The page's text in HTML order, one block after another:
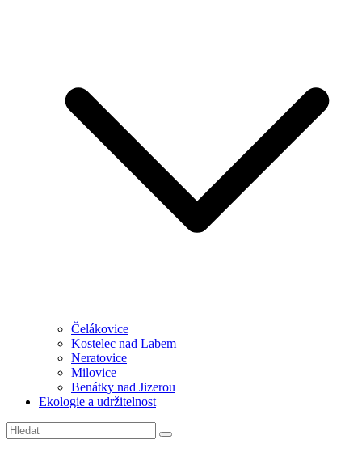
Čelákovice
Kostelec nad Labem
Neratovice
Milovice
Benátky nad Jizerou
Ekologie a udržitelnost